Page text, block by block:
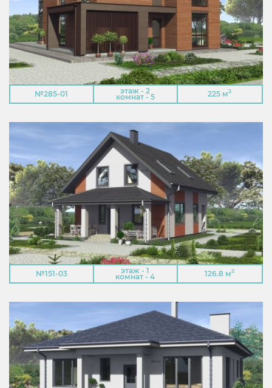
№285-01 этаж - 2
комнат - 5 225 м2
№151-03 этаж - 1
комнат - 4 126.8 м2